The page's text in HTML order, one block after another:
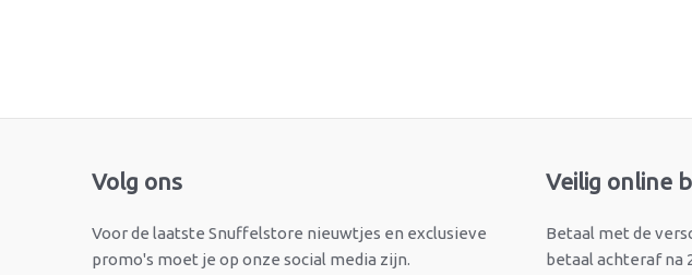
Volg ons
Voor de laatste Snuffelstore nieuwtjes en exclusieve
promo's moet je op onze social media zijn.
Facebook
Instagram Veilig online
Betaal met de
betaal achteraf na